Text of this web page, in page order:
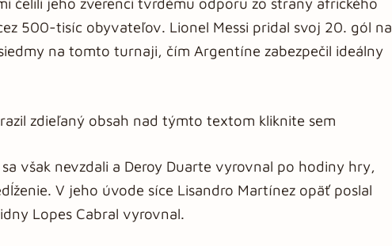
500-tisíc obyvateľov. Lionel Messi pridal svoj 20. gól na
na tomto turnaji, čím Argentíne zabezpečil ideálny
zdieľaný obsah nad týmto textom kliknite sem
však nevzdali a Deroy Duarte vyrovnal po hodiny hry,
V jeho úvode síce Lisandro Martínez opäť poslal
Lopes Cabral vyrovnal.